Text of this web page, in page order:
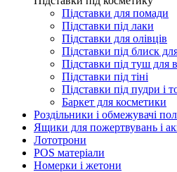
Підставки для помади
Підставки під лаки
Підставки для олівців
Підставки під блиск
Підставки під туш для
Підставки під тіні
Підставки під пудри і
Баркет для косметики
Роздільники і обмежувачі
Ящики для пожертвувань і
Лототрони
POS матеріали
Номерки і жетони